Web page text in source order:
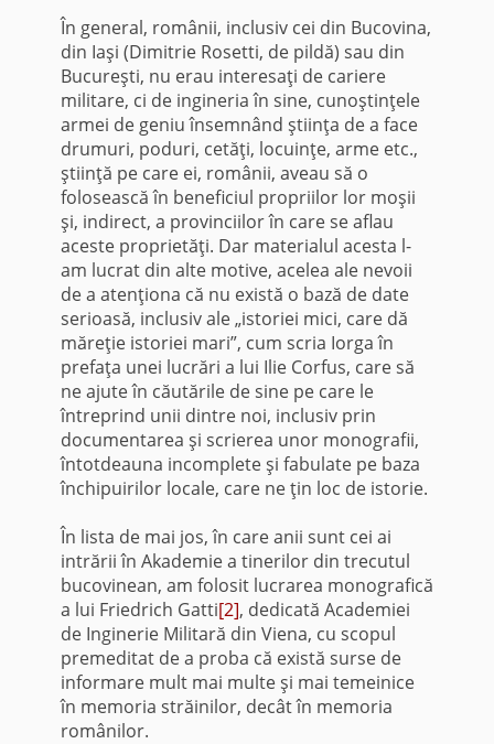
În general, românii, inclusiv cei din Bucovina,
din Iaşi (Dimitrie Rosetti, de pildă) sau din
Bucureşti, nu erau interesaţi de cariere
militare, ci de ingineria în sine, cunoştinţele
armei de geniu însemnând ştiinţa de a face
drumuri, poduri, cetăţi, locuinţe, arme etc.,
ştiinţă pe care ei, românii, aveau să o
folosească în beneficiul propriilor lor moşii
şi, indirect, a provinciilor în care se aflau
aceste proprietăţi. Dar materialul acesta l-
am lucrat din alte motive, acelea ale nevoii
de a atenţiona că nu există o bază de date
serioasă, inclusiv ale „istoriei mici, care dă
măreţie istoriei mari”, cum scria Iorga în
prefaţa unei lucrări a lui Ilie Corfus, care să
ne ajute în căutările de sine pe care le
întreprind unii dintre noi, inclusiv prin
documentarea şi scrierea unor monografii,
întotdeauna incomplete şi fabulate pe baza
închipuirilor locale, care ne ţin loc de istorie.
În lista de mai jos, în care anii sunt cei ai
intrării în Akademie a tinerilor din trecutul
bucovinean, am folosit lucrarea monografică
a lui Friedrich Gatti[2], dedicată Academiei
de Inginerie Militară din Viena, cu scopul
premeditat de a proba că există surse de
informare mult mai multe şi mai temeinice
în memoria străinilor, decât în memoria
românilor.